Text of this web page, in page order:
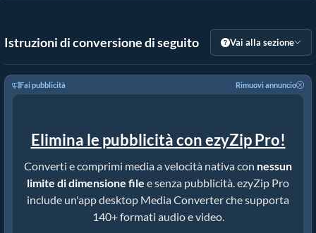
Istruzioni di conversione di seguito Vai alla sezione
Fai pubblicità Rimuovi annuncio
Elimina le pubblicità con ezyZip Pro!
Converti e comprimi media a velocità nativa con nessun
limite di dimensione file e senza pubblicità. ezyZip Pro
include un'app desktop Media Converter che supporta
140+ formati audio e video.